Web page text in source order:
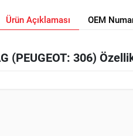
Ürün Açıklaması OEM
(PEUGEOT: 306)